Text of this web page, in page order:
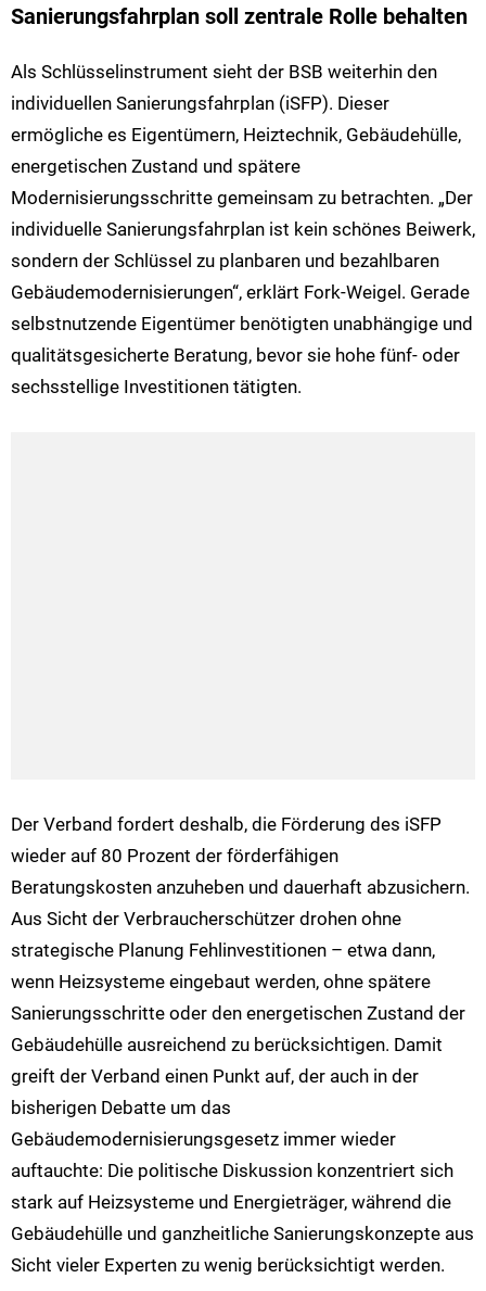
Sanierungsfahrplan soll zentrale Rolle behalten
Als Schlüsselinstrument sieht der BSB weiterhin den
individuellen Sanierungsfahrplan (iSFP). Dieser
ermögliche es Eigentümern, Heiztechnik, Gebäudehülle,
energetischen Zustand und spätere
Modernisierungsschritte gemeinsam zu betrachten. „Der
individuelle Sanierungsfahrplan ist kein schönes Beiwerk,
sondern der Schlüssel zu planbaren und bezahlbaren
Gebäudemodernisierungen“, erklärt Fork-Weigel. Gerade
selbstnutzende Eigentümer benötigten unabhängige und
qualitätsgesicherte Beratung, bevor sie hohe fünf- oder
sechsstellige Investitionen tätigten.
Der Verband fordert deshalb, die Förderung des iSFP
wieder auf 80 Prozent der förderfähigen
Beratungskosten anzuheben und dauerhaft abzusichern.
Aus Sicht der Verbraucherschützer drohen ohne
strategische Planung Fehlinvestitionen – etwa dann,
wenn Heizsysteme eingebaut werden, ohne spätere
Sanierungsschritte oder den energetischen Zustand der
Gebäudehülle ausreichend zu berücksichtigen. Damit
greift der Verband einen Punkt auf, der auch in der
bisherigen Debatte um das
Gebäudemodernisierungsgesetz immer wieder
auftauchte: Die politische Diskussion konzentriert sich
stark auf Heizsysteme und Energieträger, während die
Gebäudehülle und ganzheitliche Sanierungskonzepte aus
Sicht vieler Experten zu wenig berücksichtigt werden.